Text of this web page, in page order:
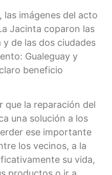
imágenes del acto
Jacinta coparon las
de las dos ciudades
Gualeguay y
beneficio
que la reparación del
una solución a los
ese importante
los vecinos, a la
su vida,